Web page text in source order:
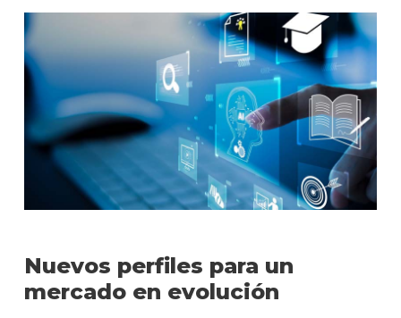
Nuevos perfiles para un
mercado en evolución